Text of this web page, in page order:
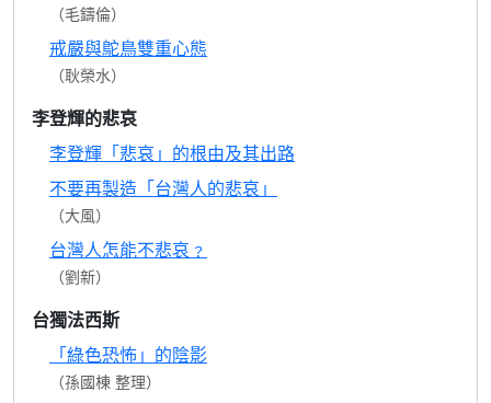
（毛鑄倫）
戒嚴與鴕鳥雙重心態
（耿榮水）
李登輝的悲哀
李登輝「悲哀」的根由及其出路
不要再製造「台灣人的悲哀」
（大風）
台灣人怎能不悲哀﹖
（劉新）
台獨法西斯
「綠色恐怖」的陰影
（孫國棟 整理）